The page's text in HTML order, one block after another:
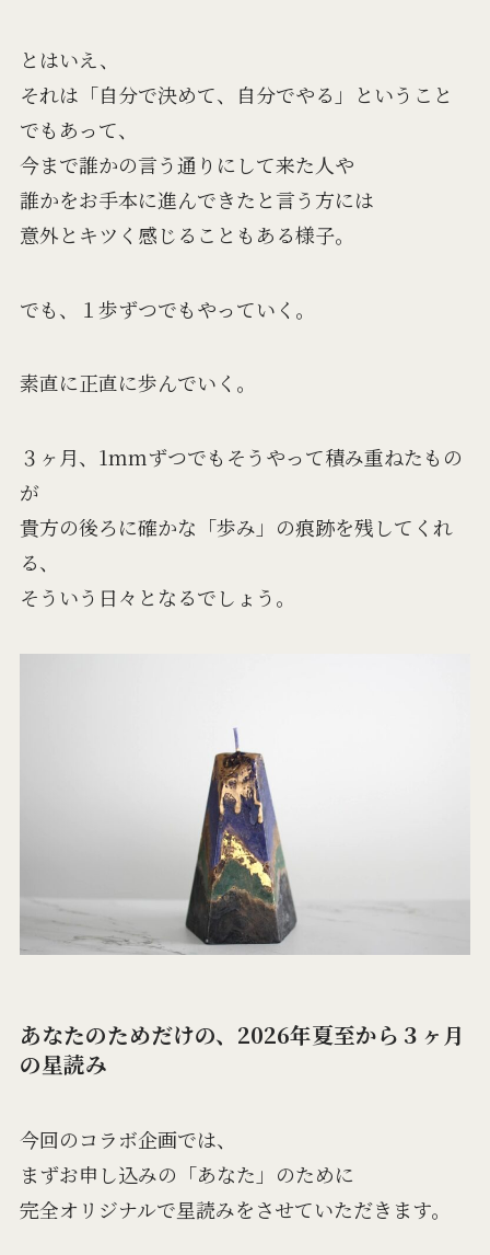
とはいえ、
それは「自分で決めて、自分でやる」ということ
でもあって、
今まで誰かの言う通りにして来た人や
誰かをお手本に進んできたと言う方には
意外とキツく感じることもある様子。
でも、１歩ずつでもやっていく。
素直に正直に歩んでいく。
３ヶ月、1mmずつでもそうやって積み重ねたもの
が
貴方の後ろに確かな「歩み」の痕跡を残してくれ
る、
そういう日々となるでしょう。
あなたのためだけの、2026年夏至から３ヶ月
の星読み
今回のコラボ企画では、
まずお申し込みの「あなた」のために
完全オリジナルで星読みをさせていただきます。